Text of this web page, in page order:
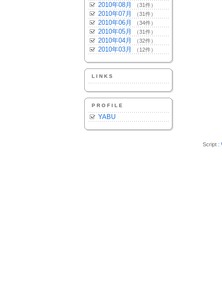
2010年08月 （31件）
2010年07月 （31件）
2010年06月 （34件）
2010年05月 （31件）
2010年04月 （32件）
2010年03月 （12件）
LINKS
PROFILE
YABU
Script :